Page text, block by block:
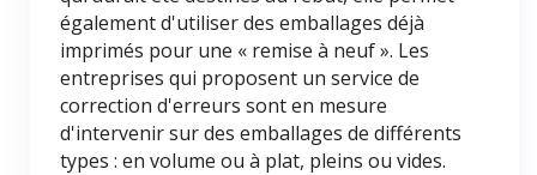
également d'utiliser des emballages déjà
imprimés pour une « remise à neuf ». Les
entreprises qui proposent un service de
correction d'erreurs sont en mesure
d'intervenir sur des emballages de différents
types : en volume ou à plat, pleins ou vides.